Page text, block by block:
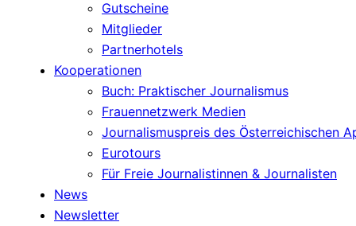
Gutscheine
Mitglieder
Partnerhotels
Kooperationen
Buch: Praktischer Journalismus
Frauennetzwerk Medien
Journalismuspreis des Österreichischen
Eurotours
Für Freie Journalistinnen & Journalisten
News
Newsletter